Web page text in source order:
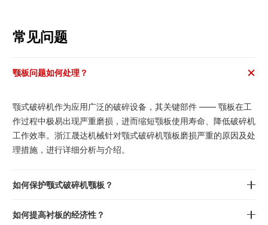
常见问题
颚板问题如何处理？
颚式破碎机作为应用广泛的破碎设备，其关键部件 —— 颚板在工
作过程中极易出现严重磨损，进而缩短颚板使用寿命、降低破碎机
工作效率。浙江晟达机械针对颚式破碎机颚板磨损严重的原因及处
理措施，进行详细分析与介绍。
如何保护颚式破碎机颚板？
如何提高衬板的经济性？